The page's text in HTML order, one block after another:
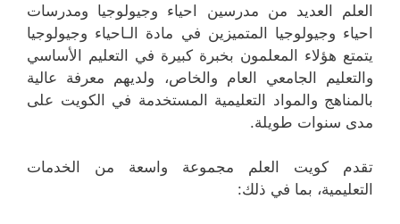
العلم العديد من مدرسين احياء وجيولوجيا ومدرسات
احياء وجيولوجيا المتميزين في مادة الـاحياء وجيولوجيا
يتمتع هؤلاء المعلمون بخبرة كبيرة في التعليم الأساسي
والتعليم الجامعي العام والخاص، ولديهم معرفة عالية
بالمناهج والمواد التعليمية المستخدمة في الكويت على
مدى سنوات طويلة.
تقدم كويت العلم مجموعة واسعة من الخدمات
التعليمية، بما في ذلك: